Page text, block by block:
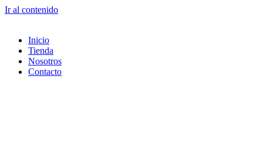
Ir al contenido
Inicio
Tienda
Nosotros
Contacto